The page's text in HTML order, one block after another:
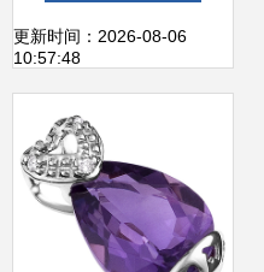
中心调研，共话产
业升级与创新发展
更新时间：2026-08-06
10:57:48